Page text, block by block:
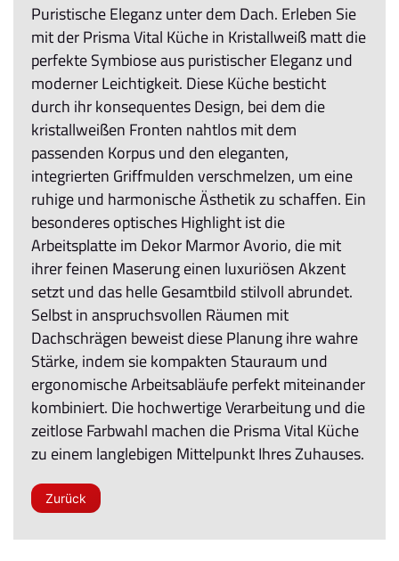
Puristische Eleganz unter dem Dach. Erleben Sie
mit der Prisma Vital Küche in Kristallweiß matt die
perfekte Symbiose aus puristischer Eleganz und
moderner Leichtigkeit. Diese Küche besticht
durch ihr konsequentes Design, bei dem die
kristallweißen Fronten nahtlos mit dem
passenden Korpus und den eleganten,
integrierten Griffmulden verschmelzen, um eine
ruhige und harmonische Ästhetik zu schaffen. Ein
besonderes optisches Highlight ist die
Arbeitsplatte im Dekor Marmor Avorio, die mit
ihrer feinen Maserung einen luxuriösen Akzent
setzt und das helle Gesamtbild stilvoll abrundet.
Selbst in anspruchsvollen Räumen mit
Dachschrägen beweist diese Planung ihre wahre
Stärke, indem sie kompakten Stauraum und
ergonomische Arbeitsabläufe perfekt miteinander
kombiniert. Die hochwertige Verarbeitung und die
zeitlose Farbwahl machen die Prisma Vital Küche
zu einem langlebigen Mittelpunkt Ihres Zuhauses.
Zurück